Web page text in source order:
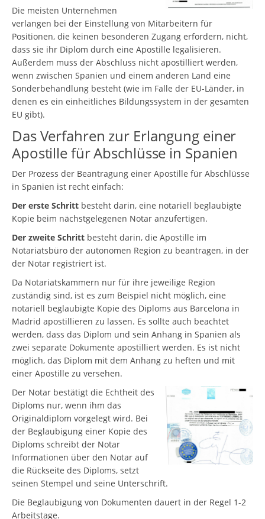
Die meisten Unternehmen
verlangen bei der Einstellung von Mitarbeitern für
Positionen, die keinen besonderen Zugang erfordern, nicht,
dass sie ihr Diplom durch eine Apostille legalisieren.
Außerdem muss der Abschluss nicht apostilliert werden,
wenn zwischen Spanien und einem anderen Land eine
Sonderbehandlung besteht (wie im Falle der EU-Länder, in
denen es ein einheitliches Bildungssystem in der gesamten
EU gibt).
Das Verfahren zur Erlangung einer
Apostille für Abschlüsse in Spanien
Der Prozess der Beantragung einer Apostille für Abschlüsse
in Spanien ist recht einfach:
Der erste Schritt besteht darin, eine notariell beglaubigte
Kopie beim nächstgelegenen Notar anzufertigen.
Der zweite Schritt besteht darin, die Apostille im
Notariatsbüro der autonomen Region zu beantragen, in der
der Notar registriert ist.
Da Notariatskammern nur für ihre jeweilige Region
zuständig sind, ist es zum Beispiel nicht möglich, eine
notariell beglaubigte Kopie des Diploms aus Barcelona in
Madrid apostillieren zu lassen. Es sollte auch beachtet
werden, dass das Diplom und sein Anhang in Spanien als
zwei separate Dokumente apostilliert werden. Es ist nicht
möglich, das Diplom mit dem Anhang zu heften und mit
einer Apostille zu versehen.
Der Notar bestätigt die Echtheit des
Diploms nur, wenn ihm das
Originaldiplom vorgelegt wird. Bei
der Beglaubigung einer Kopie des
Diploms schreibt der Notar
Informationen über den Notar auf
die Rückseite des Diploms, setzt
seinen Stempel und seine Unterschrift.
Die Beglaubigung von Dokumenten dauert in der Regel 1-2
Arbeitstage.